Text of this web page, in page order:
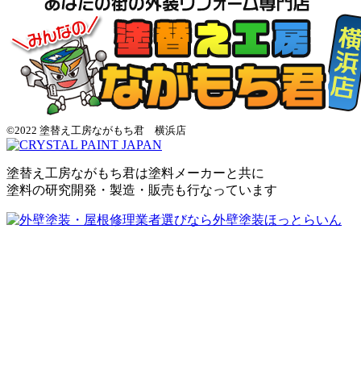
©2022 塗替え工房ながもち君 横浜店
塗替え工房ながもち君は塗料メーカーと共に
塗料の研究開発・製造・販売も行なっています